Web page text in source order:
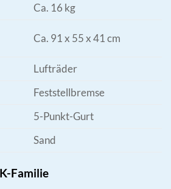
Ca. 16 kg
Ca. 91 x 55 x 41 cm
Lufträder
Feststellbremse
5-Punkt-Gurt
Sand
Familie